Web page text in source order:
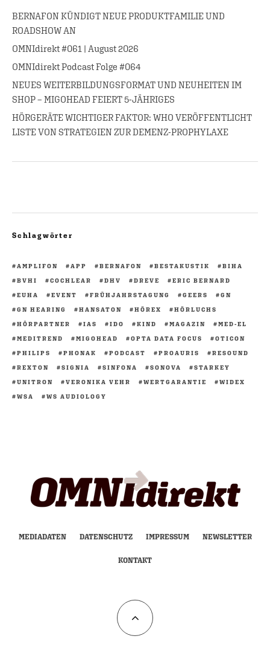
BERNAFON KÜNDIGT NEUE PRODUKTFAMILIE UND
ROADSHOW AN
OMNIdirekt #061 | August 2026
OMNIdirekt Podcast Folge #064
NEUES WEITERBILDUNGSFORMAT UND NEUHEITEN IM
SHOP – MIGOHEAD FEIERT 5-JÄHRIGES
HÖRGERÄTE WICHTIGER FAKTOR: WHO VERÖFFENTLICHT
LISTE VON STRATEGIEN ZUR DEMENZ-PROPHYLAXE
Schlagwörter
AMPLIFON APP BERNAFON BESTAKUSTIK
BIHA
BVHI
COCHLEAR DHV DREVE
ERIC BERNARD
EUHA
EVENT FRÜHJAHRSTAGUNG GEERS
GN
GN HEARING
HANSATON HÖREX
HÖRLUCHS
HÖRPARTNER
IAS IDO KIND MAGAZIN
MED-EL
MEDITREND
MIGOHEAD OPTA DATA FOCUS
OTICON
PHILIPS
PHONAK PODCAST PROAURIS
RESOUND
REXTON
SIGNIA SINFONA SONOVA
STARKEY
UNITRON
VERONIKA VEHR WERTGARANTIE
WIDEX
WSA
WS AUDIOLOGY
MEDIADATEN DATENSCHUTZ IMPRESSUM NEWSLETTER
KONTAKT